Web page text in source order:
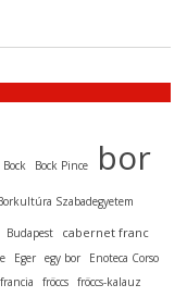
Bock Bock Pince bor
Szabadegyetem
Budapest cabernet franc
Eger egy bor
Enoteca Corso
francia fröccs fröccs-kalauz